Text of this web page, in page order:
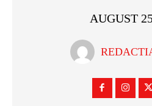
AUGUST